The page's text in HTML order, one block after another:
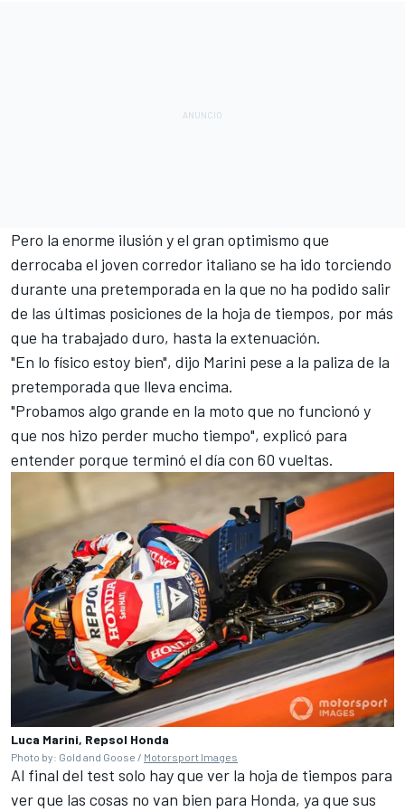
Pero la enorme ilusión y el gran optimismo que
derrocaba el joven corredor italiano se ha ido torciendo
durante una pretemporada en la que no ha podido salir
de las últimas posiciones de la hoja de tiempos, por más
que ha trabajado duro, hasta la extenuación.
"En lo físico estoy bien", dijo Marini pese a la paliza de la
pretemporada que lleva encima.
"Probamos algo grande en la moto que no funcionó y
que nos hizo perder mucho tiempo", explicó para
entender porque terminó el día con 60 vueltas.
Luca Marini, Repsol Honda
Photo by: Gold and Goose / Motorsport Images
Al final del test solo hay que ver la hoja de tiempos para
ver que las cosas no van bien para Honda, ya que sus